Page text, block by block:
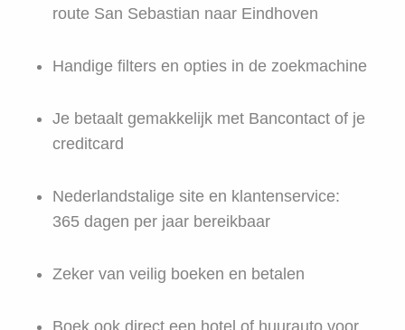
route San Sebastian naar Eindhoven
Handige filters en opties in de zoekmachine
Je betaalt gemakkelijk met Bancontact of je
creditcard
Nederlandstalige site en klantenservice:
365 dagen per jaar bereikbaar
Zeker van veilig boeken en betalen
Boek ook direct een hotel of huurauto voor